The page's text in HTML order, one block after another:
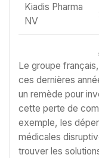
Kiadis Pharma
NV
Le groupe
ces dernières
un remède pour
cette perte de
exemple, les
médicales
trouver les